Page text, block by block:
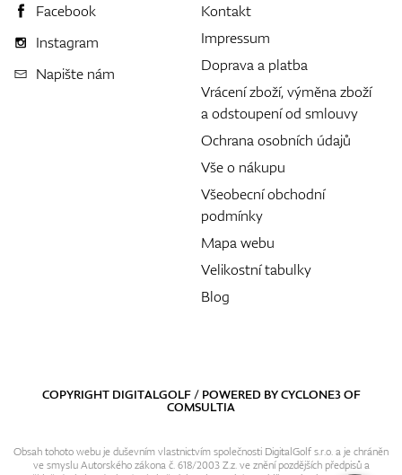
Facebook
Instagram
Napište nám
Kontakt
Impressum
Doprava a platba
Vrácení zboží, výměna zboží
a odstoupení od smlouvy
Ochrana osobních údajů
Vše o nákupu
Všeobecní obchodní
podmínky
Mapa webu
Velikostní tabulky
Blog
COPYRIGHT DIGITALGOLF / POWERED BYCYCLONE3OF
COMSULTIA
Obsah tohoto webu je duševním vlastnictvím společnosti DigitalGolf s.r.o. a je chráněn
ve smyslu Autorského zákona č. 618/2003 Z.z. ve znění pozdějších předpisů a